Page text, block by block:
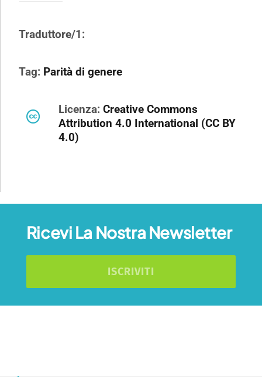
Traduttore/1:
Tag: Parità di genere
Licenza: Creative Commons
Attribution 4.0 International (CC BY
4.0)
Ricevi La Nostra Newsletter
ISCRIVITI